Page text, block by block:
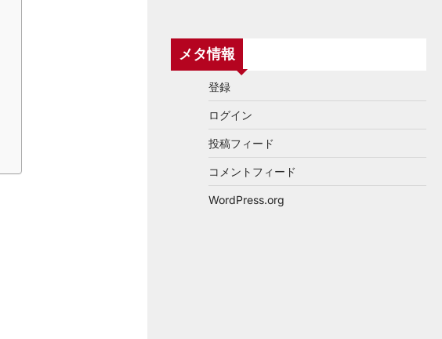
メタ情報
登録
ログイン
投稿フィード
コメントフィード
WordPress.org